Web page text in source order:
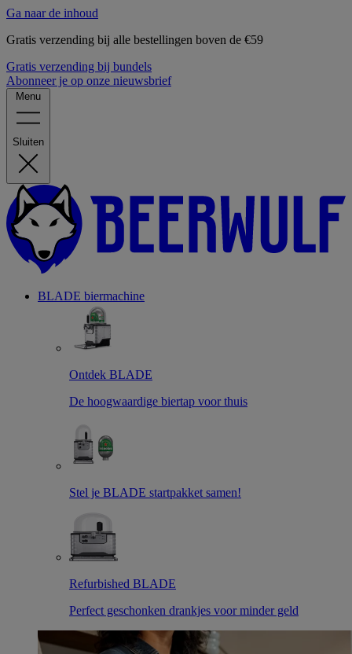
Ga naar de inhoud
Gratis verzending bij alle bestellingen boven de €59
Gratis verzending bij bundels
Abonneer je op onze nieuwsbrief
Menu
Sluiten
BLADE biermachine
Ontdek BLADE
De hoogwaardige biertap voor thuis
Stel je BLADE startpakket samen!
Refurbished BLADE
Perfect geschonken drankjes voor minder geld